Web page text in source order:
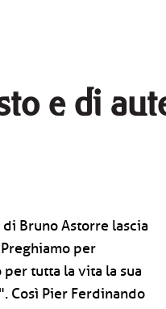
e di
Bruno Astorre lascia
per
tutta la vita la sua
Così Pier Ferdinando